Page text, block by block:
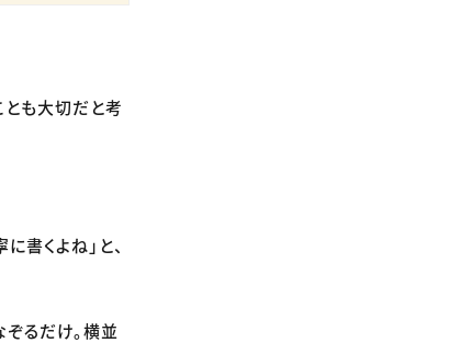
とも大切だと考
書くよね」と、
るだけ。横並